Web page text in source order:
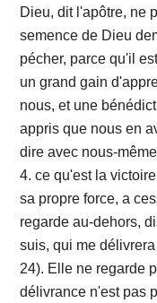
Dieu, dit l'apôtre, ne
semence de Dieu
pécher, parce qu'il
un grand gain
nous, et une
appris que nous en
dire avec nous-
4. ce qu'est la
sa propre force, a
regarde au-dehors,
suis, qui me
24). Elle ne regarde
délivrance n'est pas